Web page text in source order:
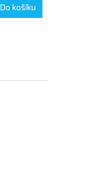
Do košíku